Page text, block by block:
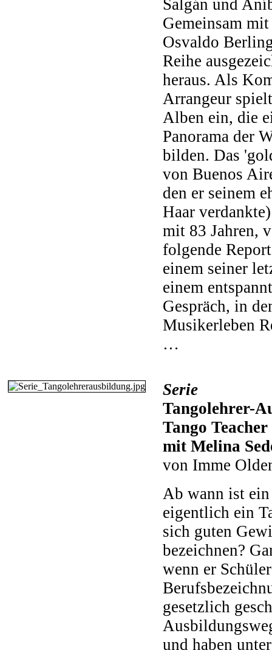
Salgán und
Gemeinsam
Osvaldo
Reihe
heraus. Als
Arrangeur
Alben ein, die
Panorama der
bilden. Das
von Buenos
den er seinem
Haar
mit 83 Jahren,
folgende
einem seiner
einem
Gespräch, in
Musikerleben
…
Serie
Tangolehrer-
Tango
mit Melina
von Imme
Ab wann ist
eigentlich ein
sich guten
bezeichnen?
wenn er
gesetzlich
und haben